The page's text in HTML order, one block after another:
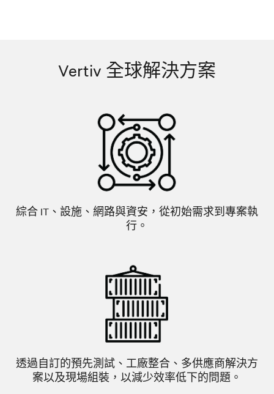
Vertiv 全球解決方案
綜合 IT、設施、網路與資安，從初始需求到專案執
行。
透過自訂的預先測試、工廠整合、多供應商解決方
案以及現場組裝，以減少效率低下的問題。